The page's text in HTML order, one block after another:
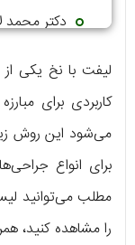
دکتر محمد
دکتر
لیفت با نخ یکی
کاربردی برای
می‌شود این روش
برای انواع
مطلب می‌توانید لیست ۱۰
را مشاهده کنید،